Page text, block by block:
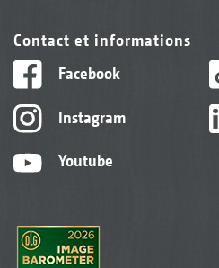
Contact et informations
Facebook
Instagram
Youtube